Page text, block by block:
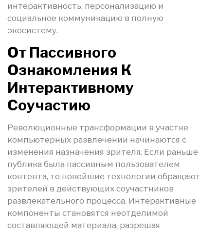
интерактивность, персонализацию и
социальное коммуникацию в полную
экосистему.
От Пассивного
Ознакомления К
Интерактивному
Соучастию
Революционные трансформации в участке
компьютерных развлечений начинаются с
изменения назначения зрителя. Если раньше
публика была пассивным пользователем
контента, то новейшие технологии обращают
зрителей в действующих соучастников
развлекательного процесса. Интерактивные
компоненты становятся неотделимой
составляющей материала, разрешая